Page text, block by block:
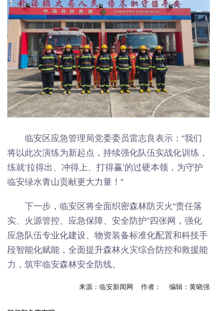
临安区应急管理局党委委员雷志良表示：“我们
将以此次演练为新起点，持续强化队伍实战化训练，
练就‘拉得出、冲得上、打得赢’的过硬本领，为守护
临安绿水青山贡献更大力量！”
下一步，临安区将全面织密森林防灭火“责任落
实、火源管控、应急保障、安全防护”四张网，强化
应急队伍专业化建设、物资装备标准化配置和科技手
段智能化赋能，全面提升森林火灾综合防控和救援能
力，筑牢临安森林安全防线。
来源：临安新闻网 作者： 编辑：黄晓强